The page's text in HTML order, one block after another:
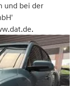
und bei der